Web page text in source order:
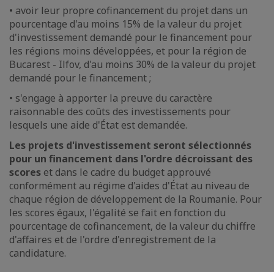
• avoir leur propre cofinancement du projet dans un
pourcentage d'au moins 15% de la valeur du projet
d'investissement demandé pour le financement pour
les régions moins développées, et pour la région de
Bucarest - Ilfov, d'au moins 30% de la valeur du projet
demandé pour le financement ;
• s'engage à apporter la preuve du caractère
raisonnable des coûts des investissements pour
lesquels une aide d'État est demandée.
Les projets d'investissement seront sélectionnés
pour un financement dans l'ordre décroissant des
scores et dans le cadre du budget approuvé
conformément au régime d'aides d'État au niveau de
chaque région de développement de la Roumanie. Pour
les scores égaux, l'égalité se fait en fonction du
pourcentage de cofinancement, de la valeur du chiffre
d'affaires et de l'ordre d'enregistrement de la
candidature.